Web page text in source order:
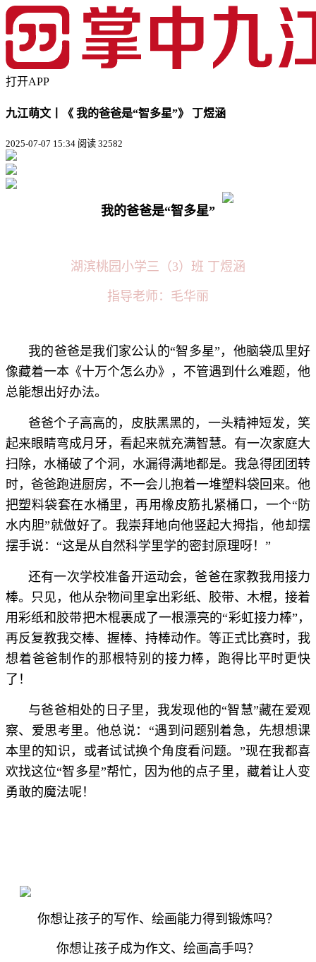
打开APP
九江萌文丨《 我的爸爸是“智多星”》 丁煜涵
2025-07-07 15:34 阅读 32582
我的爸爸是“智多星”
湖滨桃园小学三（3）班 丁煜涵
指导老师：毛华丽
我的爸爸是我们家公认的“智多星”，他脑袋瓜里好
像藏着一本《十万个怎么办》，不管遇到什么难题，他
总能想出好办法。
爸爸个子高高的，皮肤黑黑的，一头精神短发，笑
起来眼睛弯成月牙，看起来就充满智慧。有一次家庭大
扫除，水桶破了个洞，水漏得满地都是。我急得团团转
时，爸爸跑进厨房，不一会儿抱着一堆塑料袋回来。他
把塑料袋套在水桶里，再用橡皮筋扎紧桶口，一个“防
水内胆”就做好了。我崇拜地向他竖起大拇指，他却摆
摆手说：“这是从自然科学里学的密封原理呀！”
还有一次学校准备开运动会，爸爸在家教我用接力
棒。只见，他从杂物间里拿出彩纸、胶带、木棍，接着
用彩纸和胶带把木棍裹成了一根漂亮的“彩虹接力棒”，
再反复教我交棒、握棒、持棒动作。等正式比赛时，我
想着爸爸制作的那根特别的接力棒，跑得比平时更快
了！
与爸爸相处的日子里，我发现他的“智慧”藏在爱观
察、爱思考里。他总说：“遇到问题别着急，先想想课
本里的知识，或者试试换个角度看问题。”现在我都喜
欢找这位“智多星”帮忙，因为他的点子里，藏着让人变
勇敢的魔法呢！
你想让孩子的写作、绘画能力得到锻炼吗？
你想让孩子成为作文、绘画高手吗？